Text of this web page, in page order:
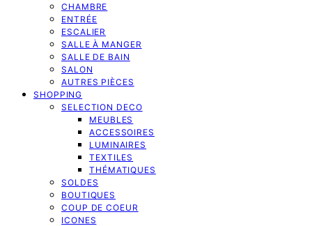
CHAMBRE
ENTRÉE
ESCALIER
SALLE À MANGER
SALLE DE BAIN
SALON
AUTRES PIÈCES
SHOPPING
SELECTION DECO
MEUBLES
ACCESSOIRES
LUMINAIRES
TEXTILES
THÉMATIQUES
SOLDES
BOUTIQUES
COUP DE COEUR
ICONES